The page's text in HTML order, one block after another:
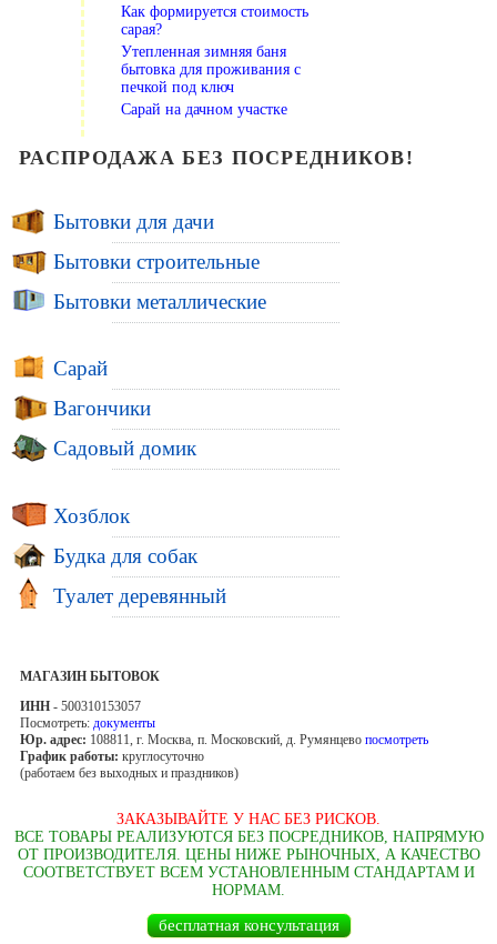
Как формируется стоимость
сарая?
Утепленная зимняя баня
бытовка для проживания с
печкой под ключ
Сарай на дачном участке
РАСПРОДАЖА БЕЗ ПОСРЕДНИКОВ!
Бытовки для дачи
Бытовки строительные
Бытовки металлические
Сарай
Вагончики
Садовый домик
Хозблок
Будка для собак
Туалет деревянный
МАГАЗИН БЫТОВОК
ИНН - 500310153057
Посмотреть: документы
Юр. адрес: 108811, г. Москва, п. Московский, д. Румянцево посмотреть
График работы: круглосуточно
(работаем без выходных и праздников)
ЗАКАЗЫВАЙТЕ У НАС БЕЗ РИСКОВ.
ВСЕ ТОВАРЫ РЕАЛИЗУЮТСЯ БЕЗ ПОСРЕДНИКОВ, НАПРЯМУЮ
ОТ ПРОИЗВОДИТЕЛЯ. ЦЕНЫ НИЖЕ РЫНОЧНЫХ, А КАЧЕСТВО
СООТВЕТСТВУЕТ ВСЕМ УСТАНОВЛЕННЫМ СТАНДАРТАМ И
НОРМАМ.
бесплатная консультация